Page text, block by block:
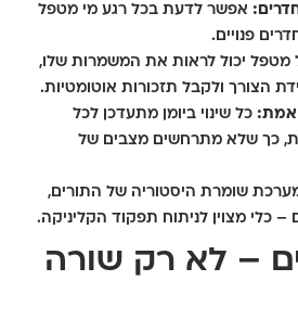
אפשר לדעת בכל רגע מי מטפל
פנויים.
מטפל יכול לראות את המשמרות שלו,
הצורך ולקבל תזכורות אוטומטיות.
אמת: כל שינוי ביומן מתעדכן לכל
כך שלא מתרחשים מצבים של
שומרת היסטוריה של התורים,
– כלי מצוין לניתוח תפקוד הקליניקה.
– לא רק שורה